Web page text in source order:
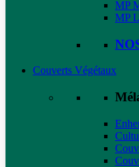
MP
MP
Couverts Végétaux